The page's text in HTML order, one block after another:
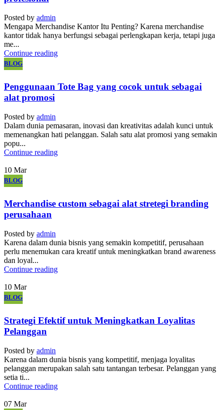
Posted by admin
Mengapa Merchandise Kantor Itu Penting? Karena merchandise
kantor tidak hanya berfungsi sebagai perlengkapan kerja, tetapi juga
me...
Continue reading
BLOG
Penggunaan Tote Bag yang cocok untuk sebagai
alat promosi
Posted by admin
Dalam dunia pemasaran, inovasi dan kreativitas adalah kunci untuk
memenangkan hati pelanggan. Salah satu alat promosi yang semakin
popu...
Continue reading
10 Mar
BLOG
Merchandise custom sebagai alat stretegi branding
perusahaan
Posted by admin
Karena dalam dunia bisnis yang semakin kompetitif, perusahaan
perlu menemukan cara kreatif untuk meningkatkan brand awareness
dan loyal...
Continue reading
10 Mar
BLOG
Strategi Efektif untuk Meningkatkan Loyalitas
Pelanggan
Posted by admin
Karena dalam dunia bisnis yang kompetitif, menjaga loyalitas
pelanggan merupakan salah satu tantangan terbesar. Pelanggan yang
setia ti...
Continue reading
07 Mar